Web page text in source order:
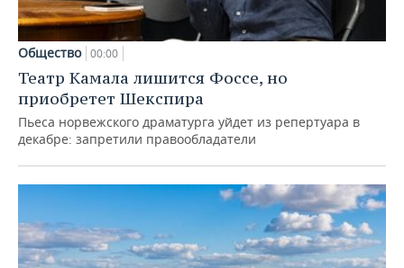
Общество 00:00
Театр Камала лишится Фоссе, но
приобретет Шекспира
Пьеса норвежского драматурга уйдет из репертуара в
декабре: запретили правообладатели